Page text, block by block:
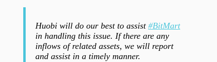
Huobi will do our best to assist #BitMart
in handling this issue. If there are any
inflows of related assets, we will report
and assist in a timely manner.